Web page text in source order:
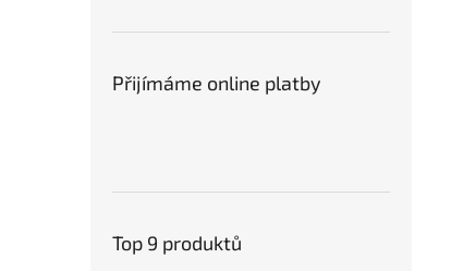
Přijímáme online platby
Top 9 produktů